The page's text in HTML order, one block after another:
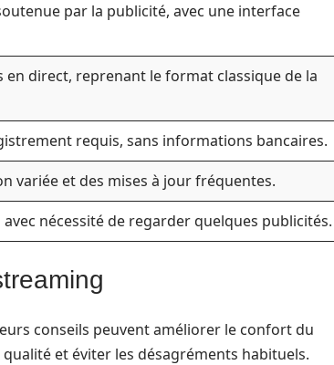
par la publicité, avec une interface
en direct, reprenant le format classique de la
requis, sans informations bancaires.
variée et des mises à jour fréquentes.
nécessité de regarder quelques publicités.
conseils peuvent améliorer le confort du
et éviter les désagréments habituels.